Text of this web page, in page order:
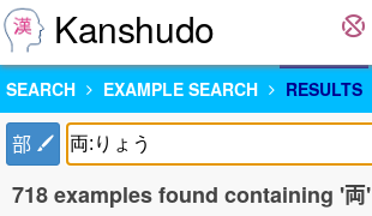
Kanshudo
SEARCH EXAMPLE SEARCH RESULTS
部
718 examples found containing '両'